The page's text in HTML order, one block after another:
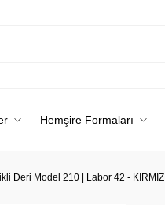
Hemşire Formaları
Deri Model 210 | Labor 42 - KIRMIZI